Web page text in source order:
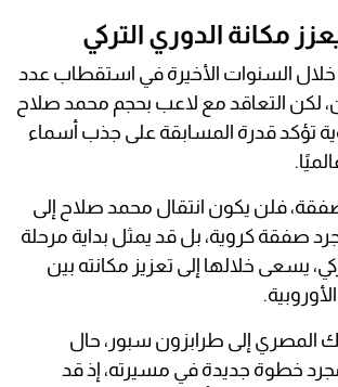
مكانة الدوري التركي
خلال السنوات الأخيرة في استقطاب عدد
لكن التعاقد مع لاعب بحجم محمد صلاح
تؤكد قدرة المسابقة على جذب أسماء
فلن يكون انتقال محمد صلاح إلى
صفقة كروية، بل قد يمثل بداية مرحلة
يسعى خلالها إلى تعزيز مكانته بين
المصري إلى طرابزون سبور، حال
مجرد خطوة جديدة في مسيرته، إذ قد